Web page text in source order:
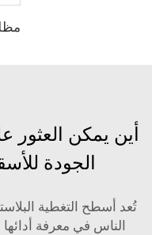
أين يمكن العثور
الجودة
تُعد أسطح التغطية
الناس في معرفة